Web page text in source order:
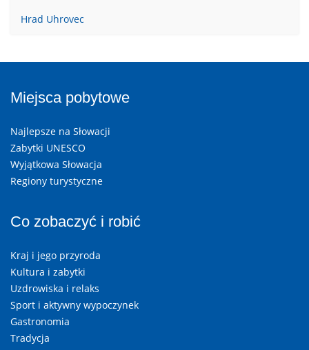
Hrad Uhrovec
Miejsca pobytowe
Najlepsze na Słowacji
Zabytki UNESCO
Wyjątkowa Słowacja
Regiony turystyczne
Co zobaczyć i robić
Kraj i jego przyroda
Kultura i zabytki
Uzdrowiska i relaks
Sport i aktywny wypoczynek
Gastronomia
Tradycja